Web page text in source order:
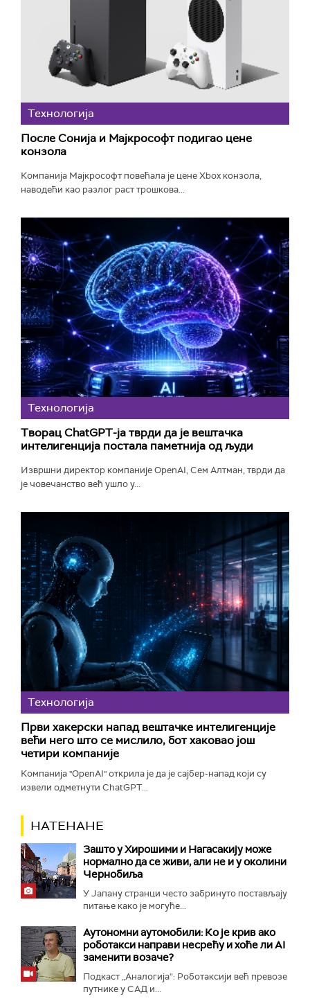
Технологијa
После Сонија и Мајкрософт подигао цене
конзола
Компанија Мајкрософт повећала је цене Xbox конзола,
наводећи као разлог раст трошкова...
Технологијa
Творац ChatGPT-ја тврди да је вештачка
интелигенција постала паметнија од људи
Извршни директор компаније OpenAI, Сем Алтман, тврди да
је човечанство већ ушло у...
Технологијa
Први хакерски напад вештачке интелигенције
већи него што се мислило, бот хаковао још
четири компаније
Компанија "OpenAI" открила је да је сајбер-напад који су
извели одметнути ChatGPT...
НАТЕНАНЕ
Зашто у Хирошими и Нагасакију може
нормално да се живи, али не и у околини
Чернобиља
У Јапану странци често забринуто постављају
питање како је могуће...
Аутономни аутомобили: Ко је крив ако
роботакси направи несрећу и хоће ли AI
заменити возаче?
Подкаст „Аналогија“: Роботаксији већ превозе
путнике у САД и...